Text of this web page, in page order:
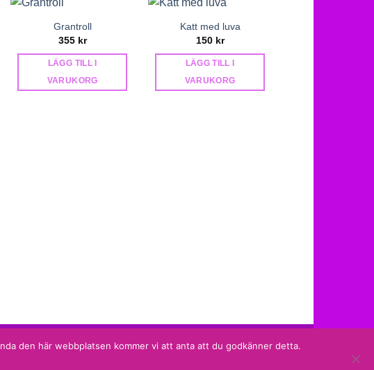
Grantroll
355 kr
LÄGG TILL I
VARUKORG
Katt med luva
150 kr
LÄGG TILL I
VARUKORG
Sidan producerad avShade Solutions AB
den här webbplatsen kommer vi att anta att du godkänner detta.